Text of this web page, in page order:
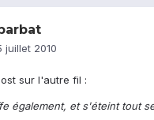
juillet 2010
sur l'autre fil :
également, et s'éteint tout